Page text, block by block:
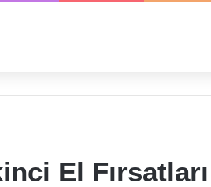
El Fırsatları